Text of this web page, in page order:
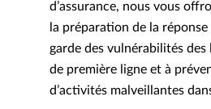
d’assurance, nous vous
la préparation de la
garde des vulnérabilités
de première ligne et à
d’activités malveillantes